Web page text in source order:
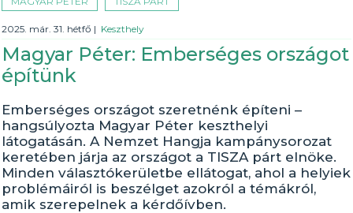
2025. már. 31. hétfő | Keszthely
Magyar Péter: Emberséges országot
építünk
Emberséges országot szeretnénk építeni –
hangsúlyozta Magyar Péter keszthelyi
látogatásán. A Nemzet Hangja kampánysorozat
keretében járja az országot a TISZA párt elnöke.
Minden választókerületbe ellátogat, ahol a helyiek
problémáiról is beszélget azokról a témákról,
amik szerepelnek a kérdőívben.